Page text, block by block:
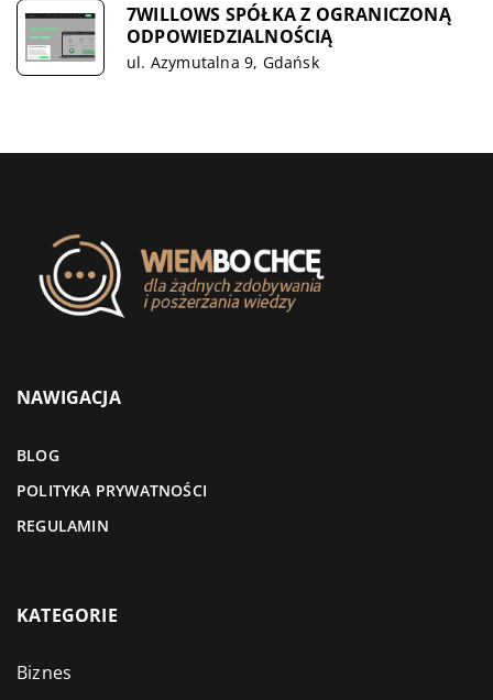
7WILLOWS SPÓŁKA Z OGRANICZONĄ
ODPOWIEDZIALNOŚCIĄ
ul. Azymutalna 9, Gdańsk
NAWIGACJA
BLOG
POLITYKA PRYWATNOŚCI
REGULAMIN
KATEGORIE
Biznes